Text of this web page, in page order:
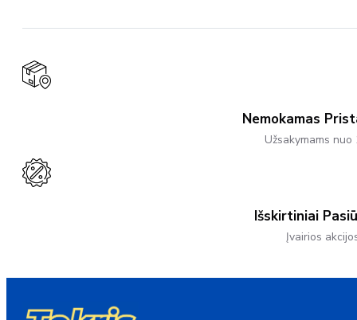
The
Be
Chosen
On
Nemokamas
Užsakymams nuo
Išskirtiniai
Įvairios